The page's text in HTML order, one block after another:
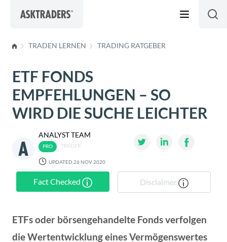
TRADEN LERNEN TRADING RATGEBER
ETF FONDS
EMPFEHLUNGEN – SO
WIRD DIE SUCHE LEICHTER
ANALYST TEAM
TRADER
UPDATED 26 NOV 2020
Fact Checked Disclaimer
ETFs oder börsengehandelte Fonds verfolgen
die Wertentwicklung eines Vermögenswertes